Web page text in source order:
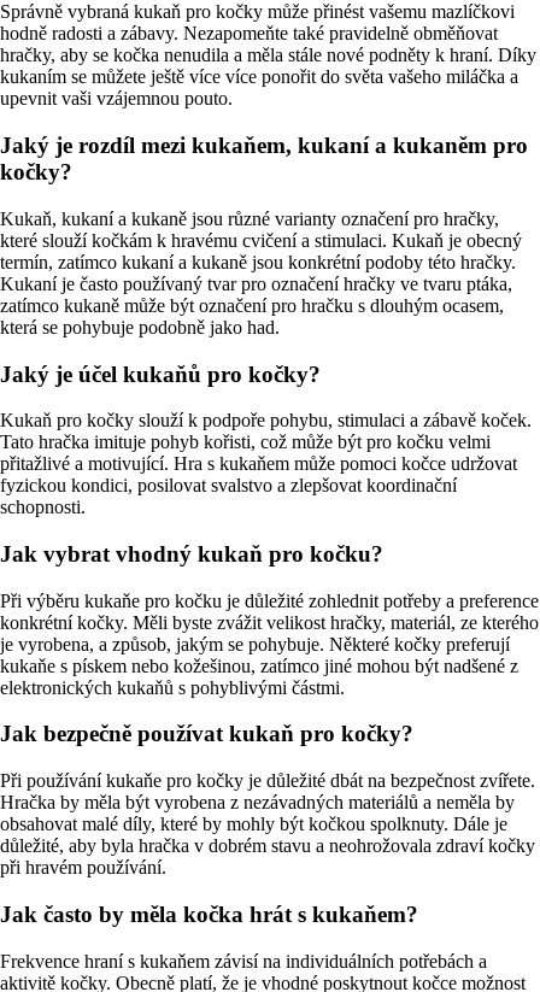
Správně vybraná kukaň pro kočky může přinést vašemu mazlíčkovi
hodně radosti a zábavy. Nezapomeňte také pravidelně obměňovat
hračky, aby se kočka nenudila a měla stále nové podněty k hraní. Díky
kukaním se můžete ještě více více ponořit do světa vašeho miláčka a
upevnit vaši vzájemnou pouto.
Jaký je rozdíl mezi kukaňem, kukaní a kukaněm pro
kočky?
Kukaň, kukaní a kukaně jsou různé varianty označení pro hračky,
které slouží kočkám k hravému cvičení a stimulaci. Kukaň je obecný
termín, zatímco kukaní a kukaně jsou konkrétní podoby této hračky.
Kukaní je často používaný tvar pro označení hračky ve tvaru ptáka,
zatímco kukaně může být označení pro hračku s dlouhým ocasem,
která se pohybuje podobně jako had.
Jaký je účel kukaňů pro kočky?
Kukaň pro kočky slouží k podpoře pohybu, stimulaci a zábavě koček.
Tato hračka imituje pohyb kořisti, což může být pro kočku velmi
přitažlivé a motivující. Hra s kukaňem může pomoci kočce udržovat
fyzickou kondici, posilovat svalstvo a zlepšovat koordinační
schopnosti.
Jak vybrat vhodný kukaň pro kočku?
Při výběru kukaňe pro kočku je důležité zohlednit potřeby a preference
konkrétní kočky. Měli byste zvážit velikost hračky, materiál, ze kterého
je vyrobena, a způsob, jakým se pohybuje. Některé kočky preferují
kukaňe s pískem nebo kožešinou, zatímco jiné mohou být nadšené z
elektronických kukaňů s pohyblivými částmi.
Jak bezpečně používat kukaň pro kočky?
Při používání kukaňe pro kočky je důležité dbát na bezpečnost zvířete.
Hračka by měla být vyrobena z nezávadných materiálů a neměla by
obsahovat malé díly, které by mohly být kočkou spolknuty. Dále je
důležité, aby byla hračka v dobrém stavu a neohrožovala zdraví kočky
při hravém používání.
Jak často by měla kočka hrát s kukaňem?
Frekvence hraní s kukaňem závisí na individuálních potřebách a
aktivitě kočky. Obecně platí, že je vhodné poskytnout kočce možnost